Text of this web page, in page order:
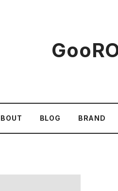
BLOG BRAND